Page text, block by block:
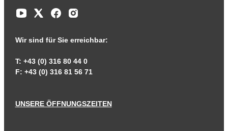
Wir sind für Sie erreichbar:
T: +43 (0) 316 80 44 0
F: +43 (0) 316 81 56 71
UNSERE ÖFFNUNGSZEITEN